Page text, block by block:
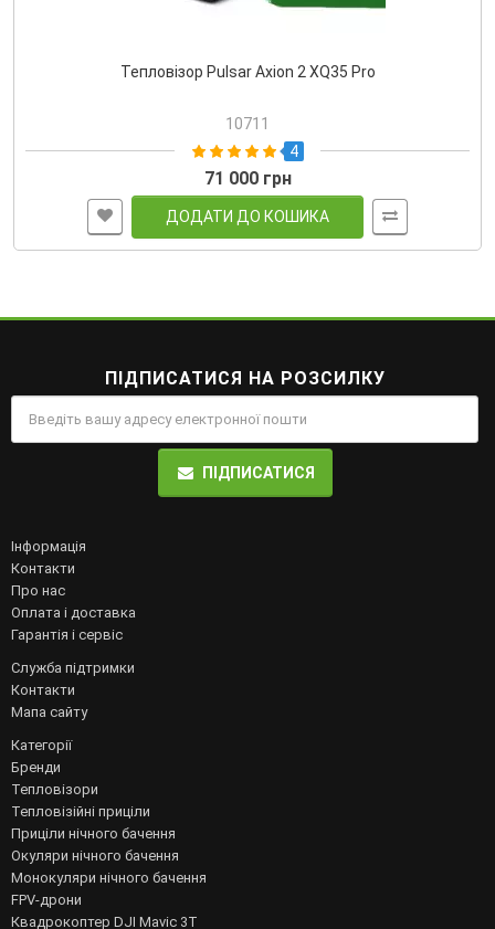
Тепловізор Pulsar Axion 2 XQ35 Pro
10711
4
71 000 грн
ДОДАТИ ДО КОШИКА
ПІДПИСАТИСЯ НА РОЗСИЛКУ
ПІДПИСАТИСЯ
Інформація
Контакти
Про нас
Оплата і доставка
Гарантія і сервіс
Служба підтримки
Контакти
Мапа сайту
Категорії
Бренди
Тепловізори
Тепловізійні приціли
Приціли нічного бачення
Окуляри нічного бачення
Монокуляри нічного бачення
FPV-дрони
Квадрокоптер DJI Mavic 3T